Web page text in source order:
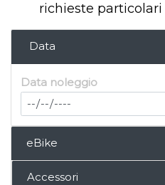
richieste
Data
Data noleggio
eBike
Accessori